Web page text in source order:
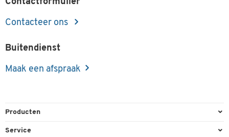
Contactformulier
Contacteer ons
Buitendienst
Maak een afspraak
Producten
Kantoorbenodigdheden
Service